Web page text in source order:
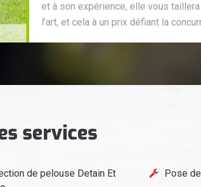
et à son expérience, elle vous
l’art, et cela à un prix défiant la
services
de pelouse Detain Et
Pose